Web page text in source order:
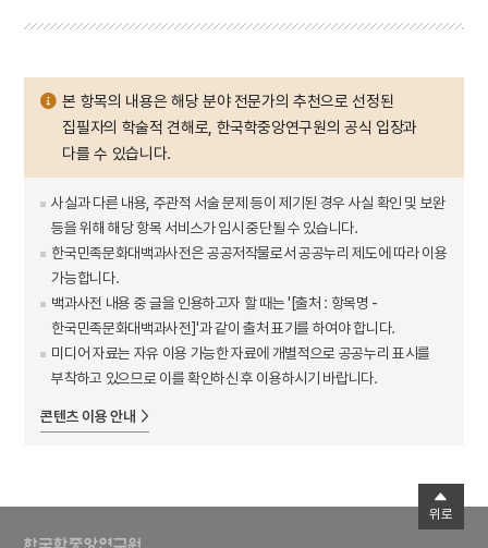
본 항목의 내용은 해당 분야 전문가의 추천으로 선정된
집필자의 학술적 견해로, 한국학중앙연구원의 공식 입장과
다를 수 있습니다.
사실과 다른 내용, 주관적 서술 문제 등이 제기된 경우 사실 확인 및 보완
등을 위해 해당 항목 서비스가 임시 중단될 수 있습니다.
한국민족문화대백과사전은 공공저작물로서 공공누리 제도에 따라 이용
가능합니다.
백과사전 내용 중 글을 인용하고자 할 때는 '[출처 : 항목명 -
한국민족문화대백과사전]'과 같이 출처 표기를 하여야 합니다.
미디어 자료는 자유 이용 가능한 자료에 개별적으로 공공누리 표시를
부착하고 있으므로 이를 확인하신 후 이용하시기 바랍니다.
콘텐츠 이용 안내
위로